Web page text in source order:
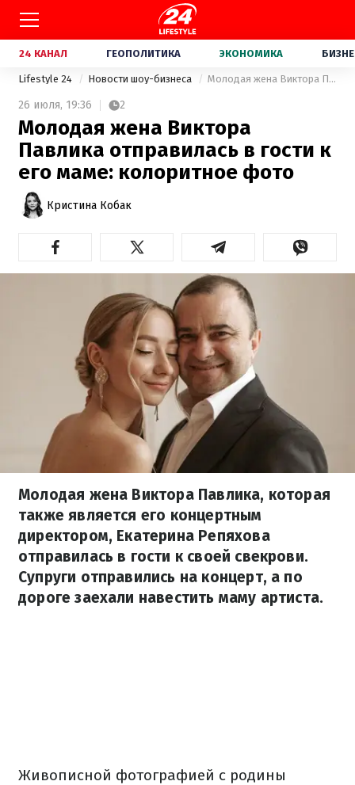
24 КАНАЛ ГЕОПОЛИТИКА ЭКОНОМИКА
Lifestyle 24 Новости шоу-бизнеса Молодая жена Виктора Павлика отправилась в гости к его маме: колоритное фото
26 июля, 19:36 2
Молодая жена Виктора
Павлика отправилась в гости к
его маме: колоритное фото
Кристина Кобак
Молодая жена Виктора Павлика, которая
также является его концертным
директором, Екатерина Репяхова
отправилась в гости к своей свекрови.
Супруги отправились на концерт, а по
дороге заехали навестить маму артиста.
Живописной фотографией с родины